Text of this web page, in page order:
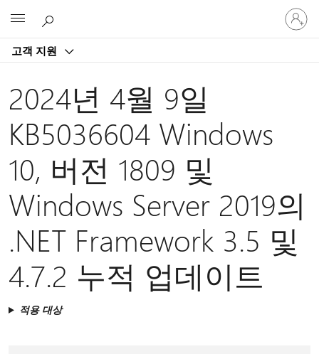
고객 지원
귀
하
계
2024년 4월 9일
KB5036604 Windows
10, 버전 1809 및
Windows Server 2019의
.NET Framework 3.5 및
4.7.2 누적 업데이트
적용 대상